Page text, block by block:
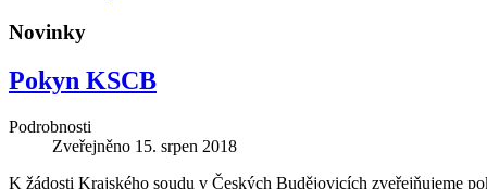
Novinky
Pokyn KSCB
Podrobnosti
Zveřejněno 15. srpen 2018
K žádosti Krajského soudu v Českých Budějovicích zveřejňujeme